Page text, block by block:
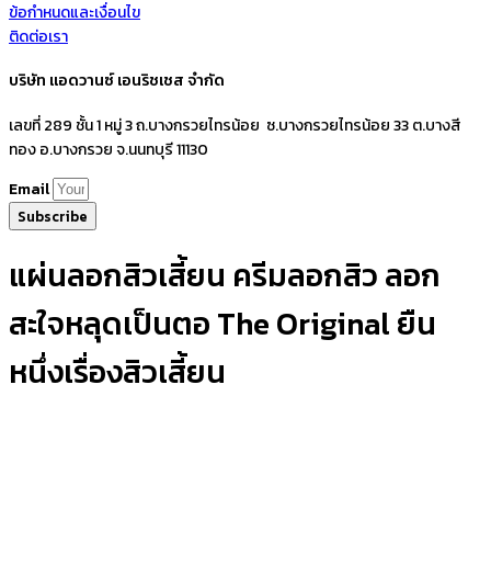
ข้อกำหนดและเงื่อนไข
ติดต่อเรา
บริษัท แอดวานซ์ เอนริชเชส จำกัด
เลขที่ 289 ชั้น 1 หมู่ 3 ถ.บางกรวยไทรน้อย ซ.บางกรวยไทรน้อย 33 ต.บางสี
ทอง อ.บางกรวย จ.นนทบุรี 11130
Email
Subscribe
แผ่นลอกสิวเสี้ยน ครีมลอกสิว ลอก
สะใจหลุดเป็นตอ The Original ยืน
หนึ่งเรื่องสิวเสี้ยน